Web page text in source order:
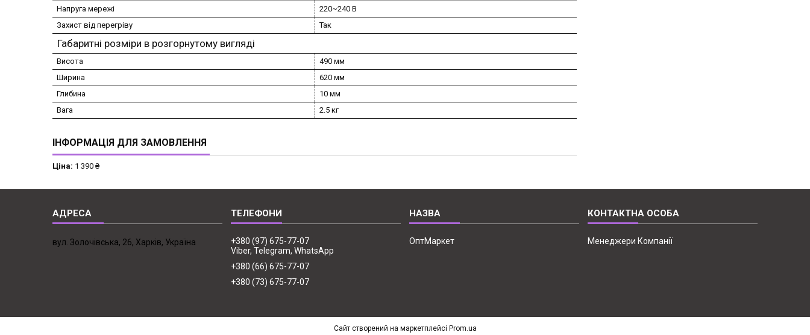
Напруга мережі
220~240 В
Захист від перегріву
Так
Габаритні розміри в розгорнутому вигляді
Висота
490 мм
Ширина
620 мм
Глибина
10 мм
Вага
2.5 кг
ІНФОРМАЦІЯ ДЛЯ ЗАМОВЛЕННЯ
Ціна: 1 390 ₴
вул. Золочівська, 26, Харків, Україна
+380 (97) 675-77-07
Viber, Telegram, WhatsApp
+380 (66) 675-77-07
+380 (73) 675-77-07
ОптМаркет Менеджери Компанії
Сайт створений на маркетплейсі Prom.ua